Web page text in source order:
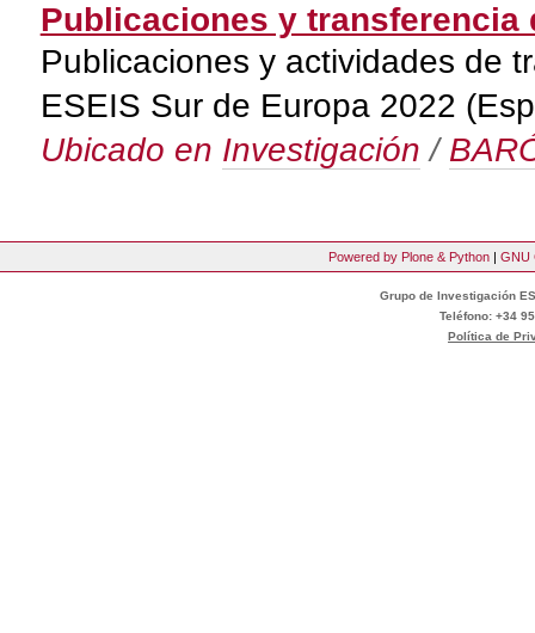
Publicaciones y transferencia
Publicaciones y actividades de
ESEIS Sur de Europa 2022
Ubicado en Investigación /
Powered by Plone & Python | GNU
Grupo de Investigación
Teléfono: +34
Política de